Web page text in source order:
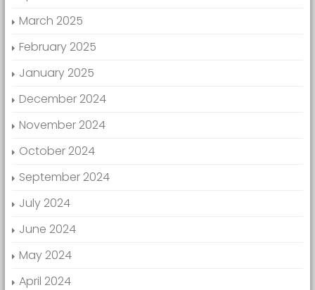
March 2025
February 2025
January 2025
December 2024
November 2024
October 2024
September 2024
July 2024
June 2024
May 2024
April 2024